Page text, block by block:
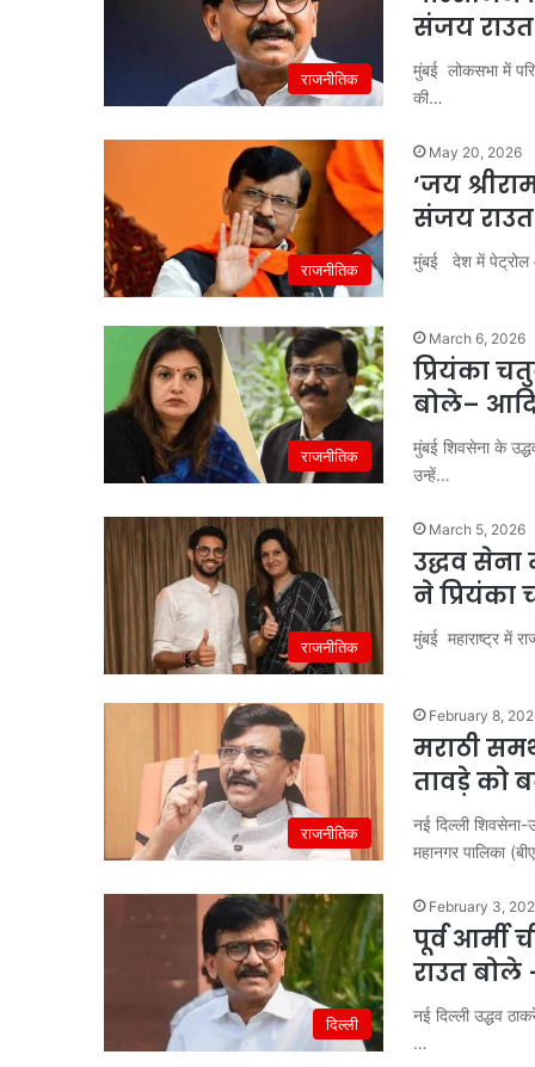
राजनीतिक
संजय
मुंबई लोकसभा में
की…
राजनीतिक
May 20, 2026
‘जय
संजय
मुंबई देश में पेट्रोल
राजनीतिक
March 6, 2026
प्रियंका
बोले–
मुंबई शिवसेना के
उन्हें…
राजनीतिक
March 5, 2026
उद्धव सेना
ने प्रियंका
मुंबई महाराष्ट्र में
राजनीतिक
February 8,
मराठी
तावड़े को
नई दिल्ली शिवसेना-
महानगर पालिका
दिल्ली
February 3,
पूर्व आर्मी
राउत
नई दिल्ली उद्धव
…